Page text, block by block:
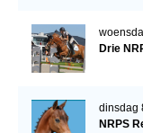
Drie
dinsdag
NRPS